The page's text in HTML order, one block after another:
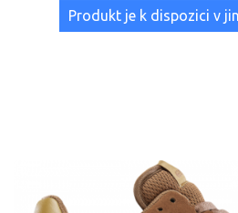
Produkt je k dispozici v